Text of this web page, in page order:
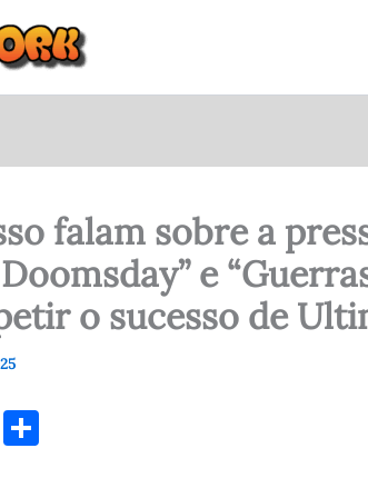
falam sobre a
e
o sucesso de
T